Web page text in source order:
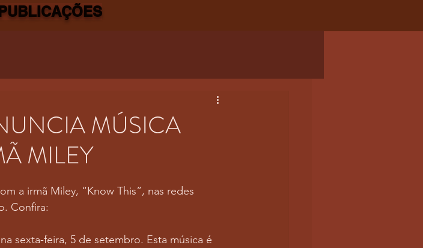
MÚSICA
MILEY
a irmã Miley, “Know This”, nas redes
Confira:
sexta-feira, 5 de setembro. Esta música é